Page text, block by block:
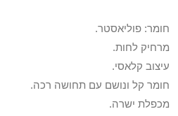
חומר: פוליאסטר.
מרחיק לחות.
עיצוב קלאסי.
חומר קל ונושם עם תחושה רכה.
מכפלת ישרה.